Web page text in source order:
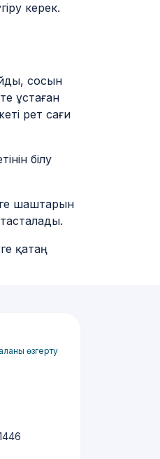
керек.
сосын
ұстаған
рет сағи
білу
шаштарын
қатаң
өзгерту